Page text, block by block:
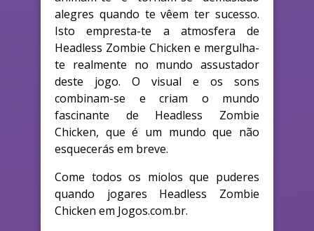
alegres quando te vêem ter sucesso.
Isto empresta-te a atmosfera de
Headless Zombie Chicken e mergulha-
te realmente no mundo assustador
deste jogo. O visual e os sons
combinam-se e criam o mundo
fascinante de Headless Zombie
Chicken, que é um mundo que não
esquecerás em breve.
Come todos os miolos que puderes
quando jogares Headless Zombie
Chicken em Jogos.com.br.